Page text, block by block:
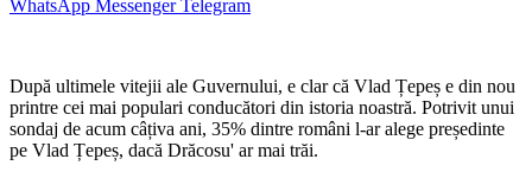
WhatsApp MessengerTelegram
După ultimele vitejii ale Guvernului, e clar că Vlad Țepeș e din nou
printre cei mai populari conducători din istoria noastră. Potrivit unui
sondaj de acum câțiva ani, 35% dintre români l-ar alege președinte
pe Vlad Țepeș, dacă Drăcosu' ar mai trăi.